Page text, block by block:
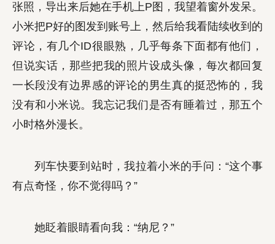
张照，导出来后她在手机上P图，我望着窗外发呆。
小米把P好的图发到账号上，然后给我看陆续收到的
评论，有几个ID很眼熟，几乎每条下面都有他们，
但说实话，那些把我的照片设成头像，每次都回复
一长段没有边界感的评论的男生真的挺恐怖的，我
没有和小米说。我忘记我们是否有睡着过，那五个
小时格外漫长。
列车快要到站时，我拉着小米的手问：“这个事
有点奇怪，你不觉得吗？”
她眨着眼睛看向我：“纳尼？”